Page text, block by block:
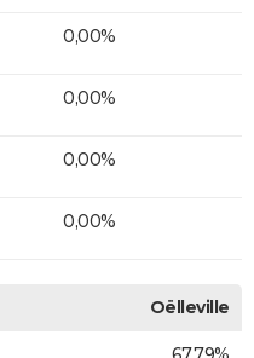
0,00%
0,00%
0,00%
0,00%
Oëlleville